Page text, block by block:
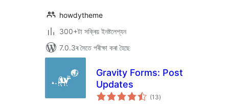
howdytheme
300+টা সক্ৰিয় ইনষ্টলেশ্যন
7.0.3ৰ সৈতে পৰীক্ষা কৰা হৈছে
Gravity Forms: Post
Updates
(13টা
মুঠ)